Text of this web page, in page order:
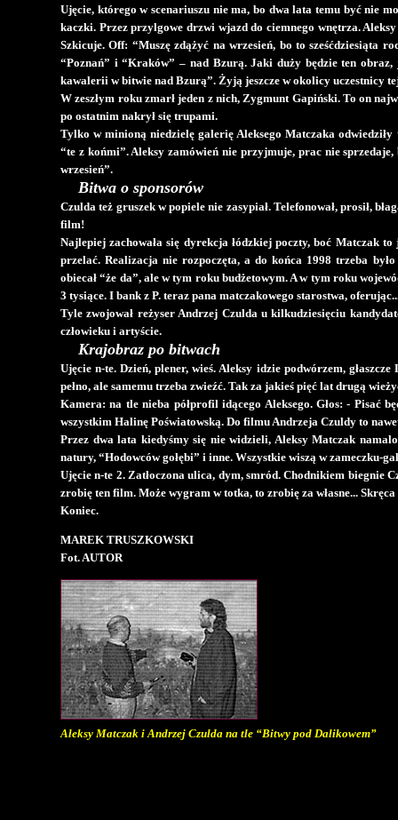
Ujęcie, którego w scenariuszu nie ma, bo dwa lata temu być nie
kaczki. Przez przylgowe drzwi wjazd do ciemnego wnętrza.
Szkicuje. Off: “Muszę zdążyć na wrzesień, bo to sześćdziesiąta
“Poznań” i “Kraków” – nad Bzurą. Jaki duży będzie ten
kawalerii w bitwie nad Bzurą”. Żyją jeszcze w okolicy uczestnicy
W zeszłym roku zmarł jeden z nich, Zygmunt Gapiński. To on
po ostatnim nakrył się trupami.
Tylko w minioną niedzielę galerię Aleksego Matczaka
“te z końmi”. Aleksy zamówień nie przyjmuje, prac nie
wrzesień”.
Bitwa o sponsorów
Czulda też gruszek w popiele nie zasypiał. Telefonował, prosił,
film!
Najlepiej zachowała się dyrekcja łódzkiej poczty, boć Matczak
przelać. Realizacja nie rozpoczęta, a do końca 1998 trzeba
obiecał “że da”, ale w tym roku budżetowym. A w tym roku
3 tysiące. I bank z P. teraz pana matczakowego starostwa,
Tyle zwojował reżyser Andrzej Czulda u kilkudziesięciu
człowieku i artyście.
Krajobraz po bitwach
Ujęcie n-te. Dzień, plener, wieś. Aleksy idzie podwórzem,
pełno, ale samemu trzeba zwieźć. Tak za jakieś pięć lat drugą
Kamera: na tle nieba półprofil idącego Aleksego. Głos: - Pisać
wszystkim Halinę Poświatowską. Do filmu Andrzeja Czuldy to
Przez dwa lata kiedyśmy się nie widzieli, Aleksy Matczak
natury, “Hodowców gołębi” i inne. Wszystkie wiszą w zameczku-
Ujęcie n-te 2. Zatłoczona ulica, dym, smród. Chodnikiem biegnie
zrobię ten film. Może wygram w totka, to zrobię za własne...
Koniec.
MAREK TRUSZKOWSKI
Fot. AUTOR
Aleksy Matczak i Andrzej Czulda na tle “Bitwy pod Dalikowem”